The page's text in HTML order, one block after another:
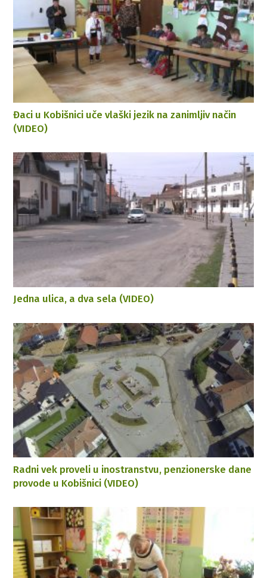
Đaci u Kobišnici uče vlaški jezik na zanimljiv način
(VIDEO)
Jedna ulica, a dva sela (VIDEO)
Radni vek proveli u inostranstvu, penzionerske dane
provode u Kobišnici (VIDEO)